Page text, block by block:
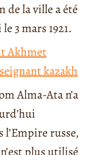
de la ville a été
3 mars 1921.
Akhmet
kazakh
Alma-Ata n’a
l’Empire russe,